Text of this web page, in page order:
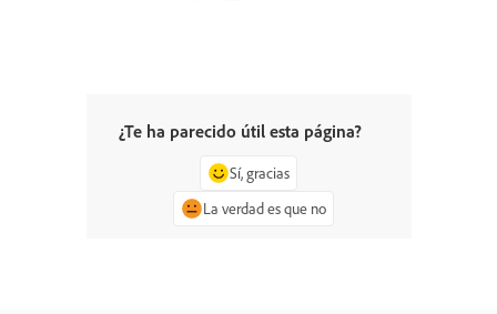
¿Te ha parecido útil esta página?
Sí, gracias
La verdad es que no